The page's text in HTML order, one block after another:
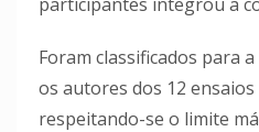
Foram classificados para a
os autores dos 12
respeitando-se o limite